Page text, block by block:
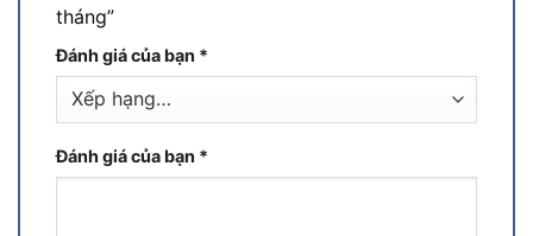
tháng”
Đánh giá của bạn *
Đánh giá của bạn *